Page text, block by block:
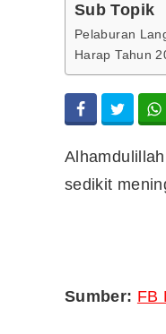
Sub Topik
Pelaburan
Harap Tahun
sedikit
Sumber: FB